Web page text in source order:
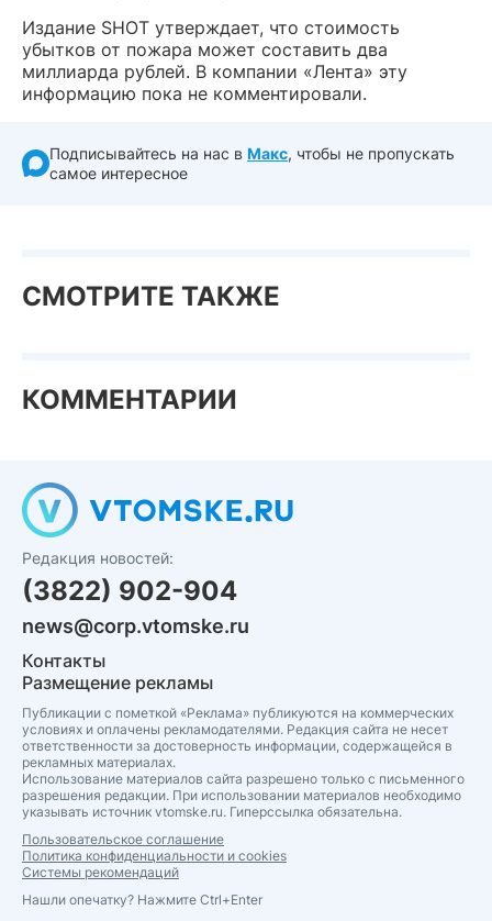
Издание SHOT утверждает, что стоимость
убытков от пожара может составить два
миллиарда рублей. В компании «Лента» эту
информацию пока не комментировали.
Подписывайтесь на нас в Макс, чтобы не пропускать
самое интересное
СМОТРИТЕ ТАКЖЕ
КОММЕНТАРИИ
Редакция новостей:
(3822) 902-904
news@corp.vtomske.ru
Контакты
Размещение рекламы
Публикации с пометкой «Реклама» публикуются на коммерческих
условиях и оплачены рекламодателями. Редакция сайта не несет
ответственности за достоверность информации, содержащейся в
рекламных материалах.
Использование материалов сайта разрешено только с письменного
разрешения редакции. При использовании материалов необходимо
указывать источник vtomske.ru. Гиперссылка обязательна.
Пользовательское соглашение
Политика конфиденциальности и cookies
Системы рекомендаций
Нашли опечатку? Нажмите Ctrl+Enter